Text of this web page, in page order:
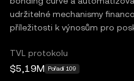
udržitelné mechanismy
příležitosti k výnosům pro
TVL protokolu
$5,19M Pořadí 109